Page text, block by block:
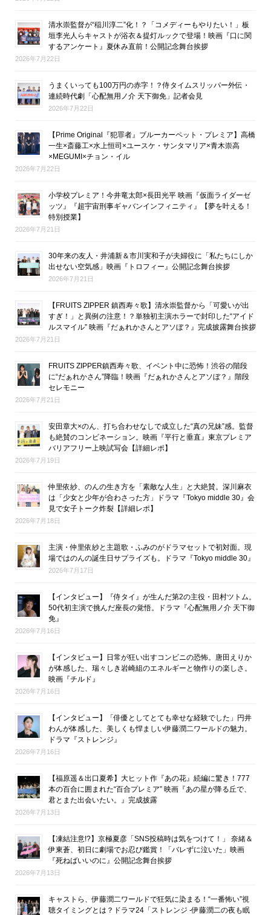
清水崇監督が“稲川淳二”化！？「コメディーもやりたい！」板
垣李光人らキャストが浴衣＆提灯ルックで登場！映画『口に関
するアンケート』夏休み直前！公開記念舞台挨拶
2026年7月22日
うまくいっても100万円の赤字！？侍タイムスリッパー外伝・
連続時代劇「心配無用ノ介 天下御免」記者会見
2026年7月22日
【Prime Original『犯罪者』ブルーカーペット・プレミア】高橋
一生×斎藤工×水上恒司×ユースケ・サンタマリア×青木崇高
×MEGUMI×チョン・イル
2026年7月22日
小学校プレミア！今井竜太郎×長田光平 映画『仮面ライダーゼ
ッツ』『超宇宙刑事ギャバンインフィニティ』【夢を叶える！
特別授業】
2026年7月21日
30年来の友人・井浦新＆市川実和子が夫婦役に「私たちにしか
出せない空気感」映画『トロフィー』公開記念舞台挨拶
2026年7月21日
【FRUITS ZIPPER 鎮西寿々歌】清水崇監督から「可愛いが出
すぎ！」と異例の注意！？単独初主演ホラーで封印した“アイド
ルスマイル” 映画『だぁれかさんとアソぼ？』完成披露舞台挨拶
2026年7月21日
FRUITS ZIPPER鎮西寿々歌、イベント中に恐怖！渋谷の階段
に“だぁれかさん”降臨！映画『だぁれかさんとアソぼ？』階段
セレモニー
2026年7月21日
安田章大×のん、打ち合わせなしで成立した“真の兄妹”感。監督
も絶賛のコンビネーション。映画『平行と垂直』東京プレミア
バリアフリー上映試写会【詳細レポ】
2026年7月19日
仲里依紗、のんの生き方を「素敵な人生」と大絶賛。深川麻衣
は「少女と少年が合わさった方」ドラマ『Tokyo middle 30』会
見で女子トーク炸裂【詳細レポ】
2026年7月18日
主演・仲里依紗と主題歌・ふみのがドラマセットで初対面。現
場ではのんの誕生日サプライズも。ドラマ『Tokyo middle 30』
2026年7月17日
【インタビュー】『侍タイ』が生んだ第2の主役・田村ツトム。
50代初主演で挑んだ座長の覚悟。ドラマ『心配無用ノ介 天下御
免』
2026年7月16日
【インタビュー】日常が狂い出すコンビニの恐怖。唐田えりか
が体感した、瑞々しき岩崎組のエネルギーと物作りの楽しさ。
映画『チルド』
2026年7月16日
【インタビュー】「俳優としてとても幸せな経験でした」円井
わんが体感した、美しくも悍ましい伊藤潤二ワールドの魅力。
ドラマ『ストレンジ』
2026年7月16日
【福原遥＆出口夏希】大ヒット作『あの花』続編に驚き！777
本の百合に囲まれた“百合プレミア” 映画『あの星が降る丘で、
君とまた出会いたい。』完成披露
2026年7月13日
【凍結注意!?】京極夏彦「SNS投稿時は気をつけて！」 奈緒＆
伊東蒼、初日に劇場でお忍び鑑賞！「バレずに泣いた」映画
『死ねばいいのに』公開記念舞台挨拶
2026年7月13日
キャストら、伊藤潤二ワールドで狂気に染まる！“一番怖い”視
聴タイミングとは？ドラマ24「ストレンジ -伊藤潤二の夜も眠